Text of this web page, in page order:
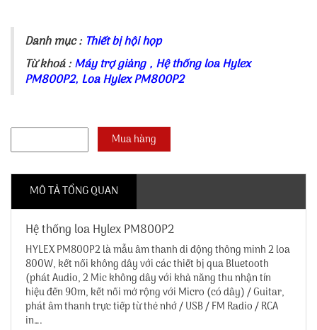
Danh mục : Thiết bị hội họp
Từ khoá :Máy trợ giảng, Hệ thống loa Hylex
PM800P2, Loa Hylex PM800P2
MÔ TẢ TỔNG QUAN
Hệ thống loa Hylex PM800P2
HYLEX PM800P2 là mẫu âm thanh di động thông minh 2 loa
800W, kết nối không dây với các thiết bị qua Bluetooth
(phát Audio, 2 Mic không dây với khả năng thu nhận tín
hiệu đến 90m, kết nối mở rộng với Micro (có dây) / Guitar,
phát âm thanh trực tiếp từ thẻ nhớ / USB / FM Radio / RCA
in….